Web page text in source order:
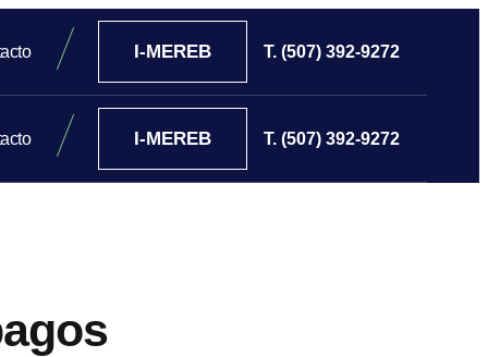
I-MEREB T. (507) 392-9272
I-MEREB T. (507) 392-9272